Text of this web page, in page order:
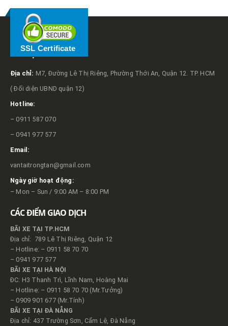
SSL Certificate
VỀ TRỌNG TẤN
Địa chỉ: M7, Đường Lê Thị Riêng, Phường Thới An, Quận 12. TP. HCM
( Đối diện UBND quận 12)
Hotline:
– 0911 587 070
– 0941 977 577
Email:
vantaitrongtan@gmail.com
Ngày giờ hoạt động:
– Mon – Sun / 9:00 AM – 8:00 PM
CÁC ĐIỂM GIAO DỊCH
BÃI XE TẠI TP.HCM
Địa chỉ: 789 Lê Thị Riêng, Quận 12
– Hotline: – 0911 58 70 70
– 0941 977 577
BÃI XE TẠI HÀ NỘI
ĐC: H3 Thanh Trì, Lĩnh Nam, Hoàng Mai
– Hotline: – 0911 58 70 70 (Mr.Tưởng)
– 0909 901 677 (Mr.Tính)
BÃI XE TẠI ĐÀ NẴNG
Địa chỉ: 437 Trường Sơn, Cẩm Lệ, Đà Nẵng